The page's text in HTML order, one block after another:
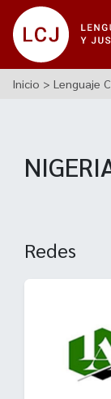
Inicio > Lenguaje
Redes